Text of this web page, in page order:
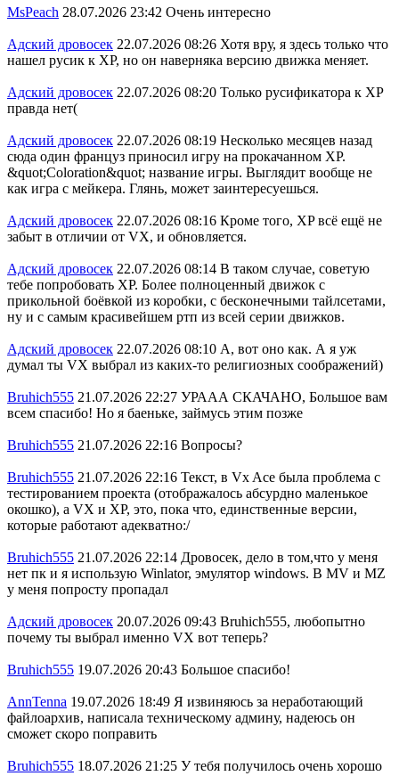
MsPeach 28.07.2026 23:42 Очень интересно
Адский дровосек 22.07.2026 08:26 Хотя вру, я здесь только что
нашел русик к XP, но он наверняка версию движка меняет.
Адский дровосек 22.07.2026 08:20 Только русификатора к ХР
правда нет(
Адский дровосек 22.07.2026 08:19 Несколько месяцев назад
сюда один француз приносил игру на прокачанном XP.
&quot;Coloration&quot; название игры. Выглядит вообще не
как игра с мейкера. Глянь, может заинтересуешься.
Адский дровосек 22.07.2026 08:16 Кроме того, XP всё ещё не
забыт в отличии от VX, и обновляется.
Адский дровосек 22.07.2026 08:14 В таком случае, советую
тебе попробовать XP. Более полноценный движок с
прикольной боёвкой из коробки, с бесконечными тайлсетами,
ну и с самым красивейшем ртп из всей серии движков.
Адский дровосек 22.07.2026 08:10 А, вот оно как. А я уж
думал ты VX выбрал из каких-то религиозных соображений)
Bruhich555 21.07.2026 22:27 УРААА СКАЧАНО, Большое вам
всем спасибо! Но я баеньке, займусь этим позже
Bruhich555 21.07.2026 22:16 Вопросы?
Bruhich555 21.07.2026 22:16 Текст, в Vx Ace была проблема с
тестированием проекта (отображалось абсурдно маленькое
окошко), а VX и XP, это, пока что, единственные версии,
которые работают адекватно:/
Bruhich555 21.07.2026 22:14 Дровосек, дело в том,что у меня
нет пк и я использую Winlator, эмулятор windows. В MV и MZ
у меня попросту пропадал
Адский дровосек 20.07.2026 09:43 Bruhich555, любопытно
почему ты выбрал именно VX вот теперь?
Bruhich555 19.07.2026 20:43 Большое спасибо!
AnnTenna 19.07.2026 18:49 Я извиняюсь за неработающий
файлоархив, написала техническому админу, надеюсь он
сможет скоро поправить
Bruhich555 18.07.2026 21:25 У тебя получилось очень хорошо